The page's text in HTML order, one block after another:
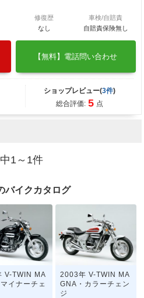
修復歴
なし
車検/自賠責
自賠責保険無し
【無料】電話問い合わせ
ショップレビュー(3件)
総合評価: 5 点
1～1件
バイクカタログ
V-TWIN MA
イナーチェ
2003年 V-TWIN MA
GNA・カラーチェン
ジ